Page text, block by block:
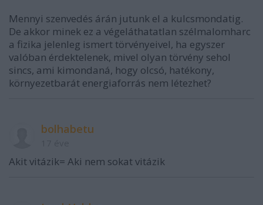
Mennyi szenvedés árán jutunk el a kulcsmondatig.
De akkor minek ez a végeláthatatlan szélmalomharc
a fizika jelenleg ismert törvényeivel, ha egyszer
valóban érdektelenek, mivel olyan törvény sehol
sincs, ami kimondaná, hogy olcsó, hatékony,
környezetbarát energiaforrás nem létezhet?
bolhabetu
Akit vitázik= Aki nem sokat vitázik